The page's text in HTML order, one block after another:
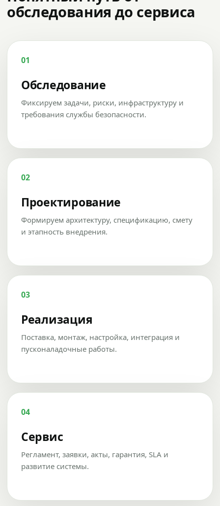
обследования до сервиса
01
Обследование
Фиксируем задачи, риски, инфраструктуру и
требования службы безопасности.
02
Проектирование
Формируем архитектуру, спецификацию, смету
и этапность внедрения.
03
Реализация
Поставка, монтаж, настройка, интеграция и
пусконаладочные работы.
04
Сервис
Регламент, заявки, акты, гарантия, SLA и
развитие системы.